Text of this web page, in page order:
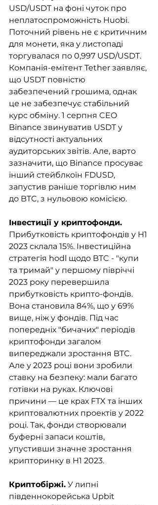
USD/USDT на фоні чуток про
неплатоспроможність Huobi.
Поточний рівень не є критичним
для монети, яка у листопаді
торгувалася по 0,997 USD/USDT.
Компанія-емітент Tether заявляє,
що USDT повністю
забезпечений грошима, однак
це не забезпечує стабільний
курс обміну. 1 серпня CEO
Binance звинуватив USDT у
відсутності актуальних
аудиторських звітів. Але, варто
зазначити, що Binance просуває
інший стейблкоїн FDUSD,
запустив раніше торгівлю ним
до BTC, з нульовою комісією.
Інвестиції у криптофонди.
Прибутковість криптофондів у H1
2023 склала 15%. Інвестиційна
стратегія hodl щодо BTC - "купи
та тримай" у першому півріччі
2023 року перевершила
прибутковість крипто-фондів.
Вона становила 84%, що у 69%
вище, ніж у фондів. Під час
попередніх "бичачих" періодів
криптофонди загалом
випереджали зростання BTC.
Але у 2023 році вони зробили
ставку на безпеку: мали багато
готівки на руках. Ключові
причини — це крах FTX та інших
криптовалютних проектів у 2022
році. Так, фонди створювали
буферні запаси коштів,
упустивши значне зростання
крипторинку в H1 2023.
Криптобіржі. У липні
південнокорейська Upbit